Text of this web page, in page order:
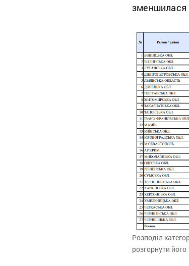
зменшилася
Розподіл
розгорнути його